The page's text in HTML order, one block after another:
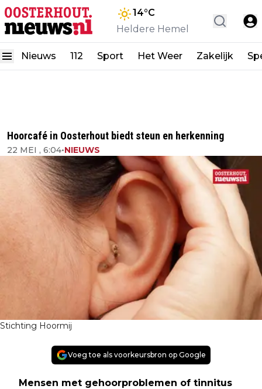
14°C
Heldere Hemel
Nieuws 112 Sport Het Weer Zakelijk
Hoorcafé in Oosterhout biedt steun en herkenning
22 MEI , 6:04•NIEUWS
Stichting Hoormij
Voeg toe als voorkeursbron op Google
Mensen met gehoorproblemen of tinnitus